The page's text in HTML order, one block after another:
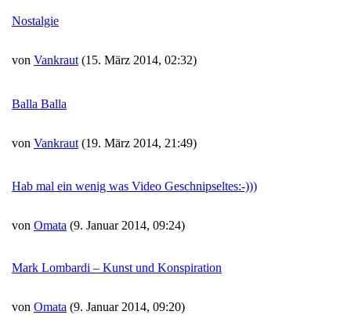
Nostalgie
von Vankraut (15. März 2014, 02:32)
Balla Balla
von Vankraut (19. März 2014, 21:49)
Hab mal ein wenig was Video Geschnipseltes:-)))
von Omata (9. Januar 2014, 09:24)
Mark Lombardi – Kunst und Konspiration
von Omata (9. Januar 2014, 09:20)